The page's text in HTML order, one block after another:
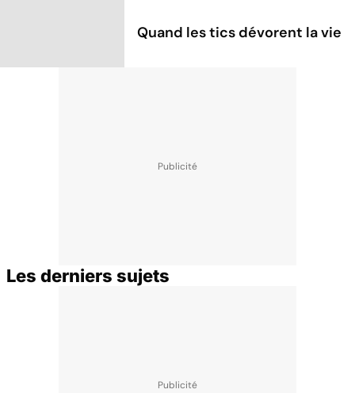
Quand les tics dévorent la vie
Les derniers sujets